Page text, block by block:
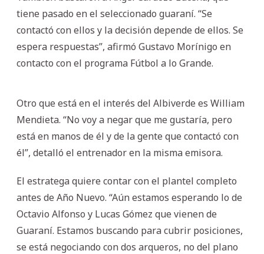
tiene pasado en el seleccionado guaraní. “Se
contactó con ellos y la decisión depende de ellos. Se
espera respuestas”, afirmó Gustavo Morínigo en
contacto con el programa Fútbol a lo Grande.
Otro que está en el interés del Albiverde es William
Mendieta. “No voy a negar que me gustaría, pero
está en manos de él y de la gente que contactó con
él”, detalló el entrenador en la misma emisora.
El estratega quiere contar con el plantel completo
antes de Año Nuevo. “Aún estamos esperando lo de
Octavio Alfonso y Lucas Gómez que vienen de
Guaraní. Estamos buscando para cubrir posiciones,
se está negociando con dos arqueros, no del plano